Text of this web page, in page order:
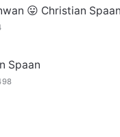
😛 Christian Spaan
Spaan